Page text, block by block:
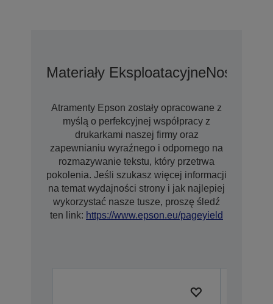
Materiały EksploatacyjneNośniki
Atramenty Epson zostały opracowane z
myślą o perfekcyjnej współpracy z
drukarkami naszej firmy oraz
zapewnianiu wyraźnego i odpornego na
rozmazywanie tekstu, który przetrwa
pokolenia. Jeśli szukasz więcej informacji
na temat wydajności strony i jak najlepiej
wykorzystać nasze tusze, proszę śledź
ten link: https://www.epson.eu/pageyield